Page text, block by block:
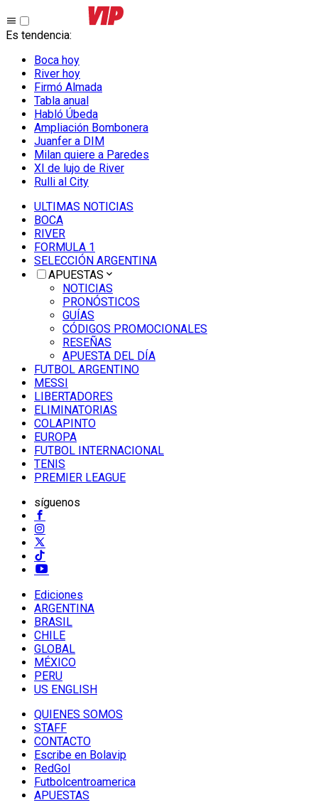
Es tendencia:
Boca hoy
River hoy
Firmó Almada
Tabla anual
Habló Úbeda
Ampliación Bombonera
Juanfer a DIM
Milan quiere a Paredes
XI de lujo de River
Rulli al City
ULTIMAS NOTICIAS
BOCA
RIVER
FORMULA 1
SELECCIÓN ARGENTINA
APUESTAS
NOTICIAS
PRONÓSTICOS
GUÍAS
CÓDIGOS PROMOCIONALES
RESEÑAS
APUESTA DEL DÍA
FUTBOL ARGENTINO
MESSI
LIBERTADORES
ELIMINATORIAS
COLAPINTO
EUROPA
FUTBOL INTERNACIONAL
TENIS
PREMIER LEAGUE
síguenos
Ediciones
ARGENTINA
BRASIL
CHILE
GLOBAL
MÉXICO
PERU
US ENGLISH
QUIENES SOMOS
STAFF
CONTACTO
Escribe en Bolavip
RedGol
Futbolcentroamerica
APUESTAS